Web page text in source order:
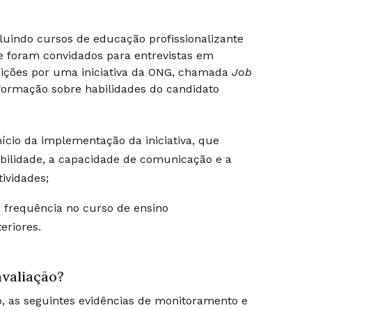
cursos de educação profissionalizante
convidados para entrevistas em
por uma iniciativa da ONG, chamadaJob
sobre habilidades do candidato
da implementação da iniciativa, que
a capacidade de comunicação e a
no curso de ensino
as seguintes evidências de monitoramento e